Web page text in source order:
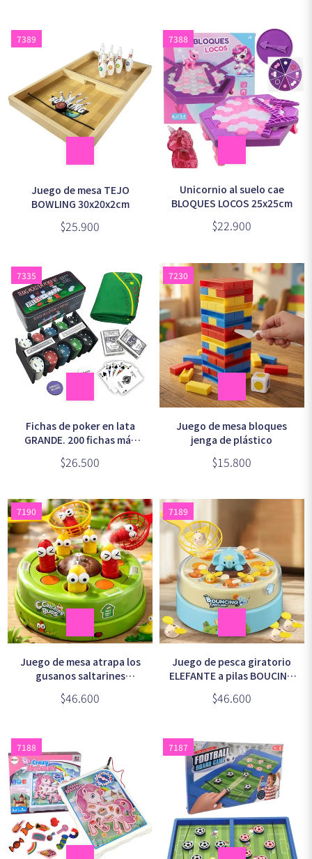
7389
Juego de mesa TEJO
BOWLING 30x20x2cm
$25.900
7388
Unicornio al suelo cae
BLOQUES LOCOS 25x25cm
$22.900
7335
Fichas de poker en lata
GRANDE. 200 fichas más
Dealer con 2 masos de
naipes y paño
$26.500
7230
Juego de mesa bloques
jenga de plástico
$15.800
7190
Juego de mesa atrapa los
gusanos saltarines
$46.600
7189
Juego de pesca giratorio
ELEFANTE a pilas BOUCING
$46.600
7188 7187